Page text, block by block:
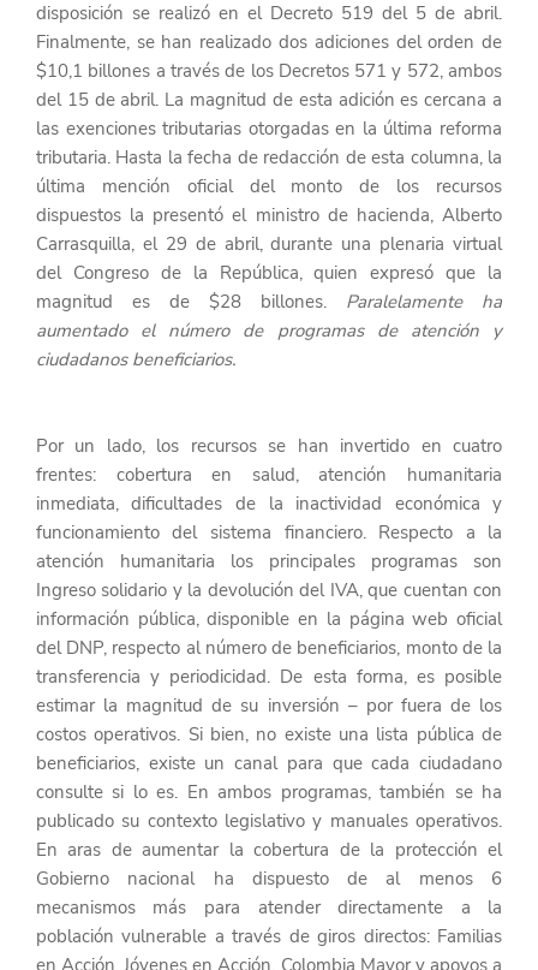
disposición se realizó en el Decreto 519 del 5 de abril.
Finalmente, se han realizado dos adiciones del orden de
$10,1 billones a través de los Decretos 571 y 572, ambos
del 15 de abril. La magnitud de esta adición es cercana a
las exenciones tributarias otorgadas en la última reforma
tributaria. Hasta la fecha de redacción de esta columna, la
última mención oficial del monto de los recursos
dispuestos la presentó el ministro de hacienda, Alberto
Carrasquilla, el 29 de abril, durante una plenaria virtual
del Congreso de la República, quien expresó que la
magnitud es de $28 billones. Paralelamente ha
aumentado el número de programas de atención y
ciudadanos beneficiarios.
Por un lado, los recursos se han invertido en cuatro
frentes: cobertura en salud, atención humanitaria
inmediata, dificultades de la inactividad económica y
funcionamiento del sistema financiero. Respecto a la
atención humanitaria los principales programas son
Ingreso solidario y la devolución del IVA, que cuentan con
información pública, disponible en la página web oficial
del DNP, respecto al número de beneficiarios, monto de la
transferencia y periodicidad. De esta forma, es posible
estimar la magnitud de su inversión – por fuera de los
costos operativos. Si bien, no existe una lista pública de
beneficiarios, existe un canal para que cada ciudadano
consulte si lo es. En ambos programas, también se ha
publicado su contexto legislativo y manuales operativos.
En aras de aumentar la cobertura de la protección el
Gobierno nacional ha dispuesto de al menos 6
mecanismos más para atender directamente a la
población vulnerable a través de giros directos: Familias
en Acción, Jóvenes en Acción, Colombia Mayor y apoyos a